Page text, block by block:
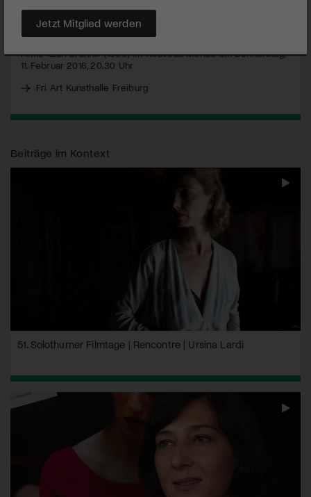
Fri Art Kunsthalle Freiburg | Film Implosion! Experiments in
Swiss Cinema and Moving Images | bis 21. Februar 2016 |
Films «Züri brännt» (1980) im Nouveau Monde am Donnerstag,
11. Februar 2016, 20.30 Uhr
Fri Art Kunsthalle Freiburg
Beiträge im Kontext
51. Solothurner Filmtage | Rencontre | Ursina Lardi
Jetzt Mitglied werden